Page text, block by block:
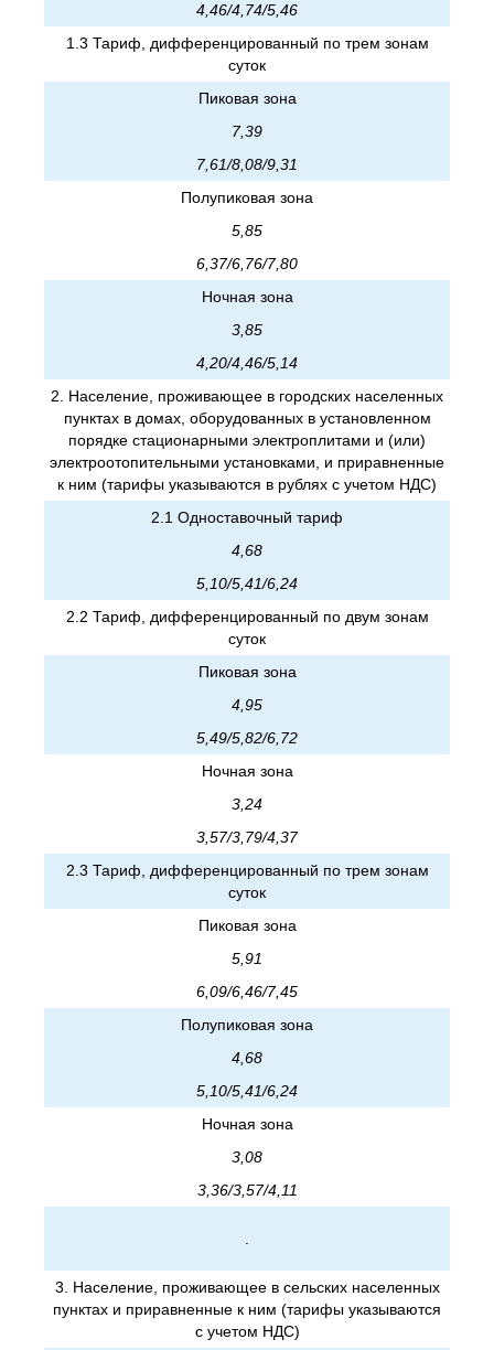
4,46/4,74/5,46
1.3 Тариф, дифференцированный по трем зонам
суток
Пиковая зона
7,39
7,61/8,08/9,31
Полупиковая зона
5,85
6,37/6,76/7,80
Ночная зона
3,85
4,20/4,46/5,14
2. Население, проживающее в городских населенных
пунктах в домах, оборудованных в установленном
порядке стационарными электроплитами и (или)
электроотопительными установками, и приравненные
к ним (тарифы указываются в рублях с учетом НДС)
2.1 Одноставочный тариф
4,68
5,10/5,41/6,24
2.2 Тариф, дифференцированный по двум зонам
суток
Пиковая зона
4,95
5,49/5,82/6,72
Ночная зона
3,24
3,57/3,79/4,37
2.3 Тариф, дифференцированный по трем зонам
суток
Пиковая зона
5,91
6,09/6,46/7,45
Полупиковая зона
4,68
5,10/5,41/6,24
Ночная зона
3,08
3,36/3,57/4,11
3. Население, проживающее в сельских населенных
пунктах и приравненные к ним (тарифы указываются
с учетом НДС)